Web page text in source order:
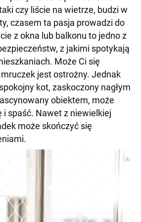
to szczęśliwy kot
czy liście na wietrze, budzi w
czasem ta pasja prowadzi do
z okna lub balkonu to jedno z
z jakimi spotykają
Może Ci się
jest ostrożny. Jednak
kot, zaskoczony nagłym
obiektem, może
i spaść. Nawet z niewielkiej
może skończyć się